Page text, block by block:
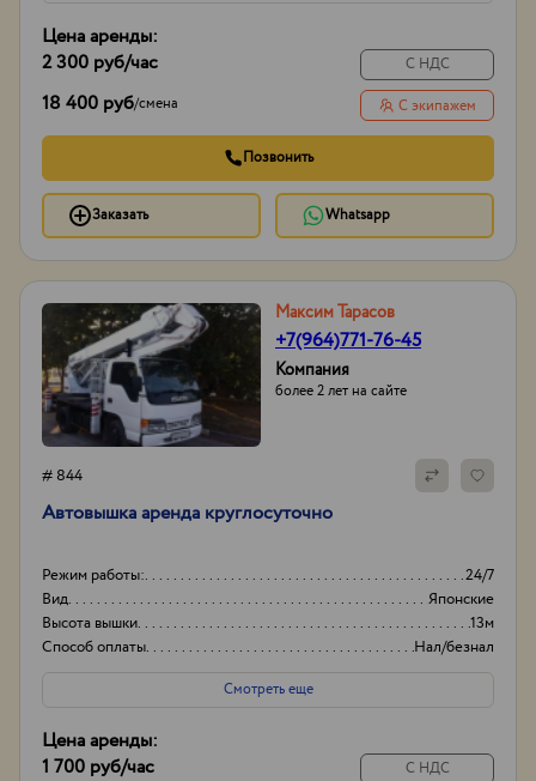
Цена аренды:
2 300 руб/час
18 400 руб/смена
С НДС
С экипажем
Позвонить
Заказать Whatsapp
Максим Тарасов
+7(964)771-76-45
Компания
более 2 лет на сайте
# 844
Автовышка аренда круглосуточно
Режим работы:
24/7
Вид
Японские
Высота вышки
13м
Способ оплаты
Нал/безнал
Смотреть еще
Цена аренды:
1 700 руб/час С НДС